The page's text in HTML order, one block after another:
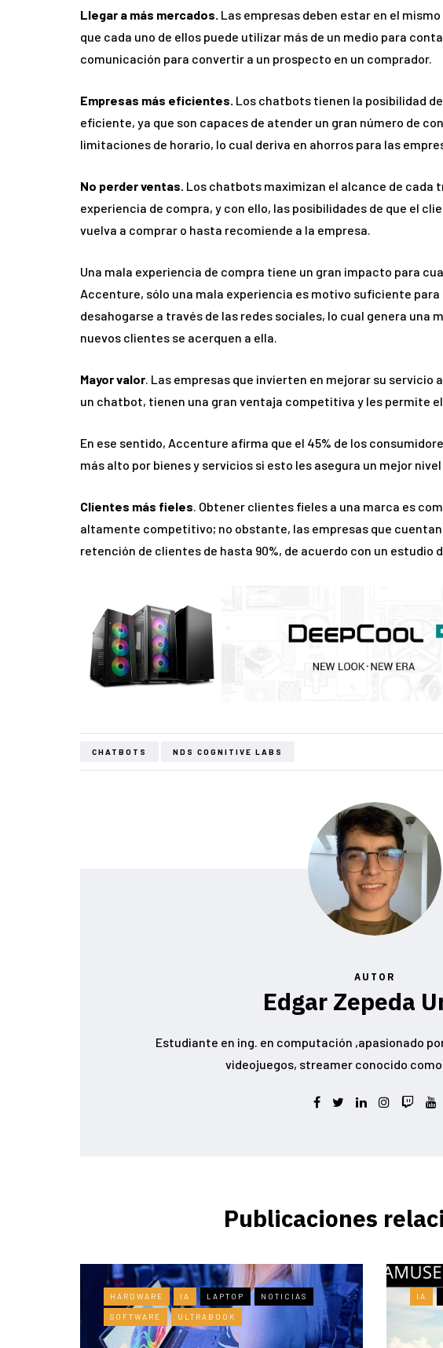
Llegar a más mercados. Las empresas deben estar en el
que cada uno de ellos puede utilizar más de un medio para
comunicación para convertir a un prospecto en un comprador.
Empresas más eficientes. Los chatbots tienen la posibilidad
eficiente, ya que son capaces de atender un gran número de
limitaciones de horario, lo cual deriva en ahorros para las
No perder ventas. Los chatbots maximizan el alcance de cada
experiencia de compra, y con ello, las posibilidades de que el
vuelva a comprar o hasta recomiende a la empresa.
Una mala experiencia de compra tiene un gran impacto para
Accenture, sólo una mala experiencia es motivo suficiente
desahogarse a través de las redes sociales, lo cual genera una
nuevos clientes se acerquen a ella.
Mayor valor. Las empresas que invierten en mejorar su servicio
un chatbot, tienen una gran ventaja competitiva y les permite
En ese sentido, Accenture afirma que el 45% de los
más alto por bienes y servicios si esto les asegura un mejor
Clientes más fieles. Obtener clientes fieles a una marca es
altamente competitivo; no obstante, las empresas que
retención de clientes de hasta 90%, de acuerdo con un estudio
CHATBOTS NDS COGNITIVE LABS
AUTOR
Edgar Zepeda
Estudiante en ing. en computación ,apasionado
videojuegos, streamer conocido como
Publicaciones
HARDWARE IA LAPTOP NOTICIAS
SOFTWARE ULTRABOOK
IA